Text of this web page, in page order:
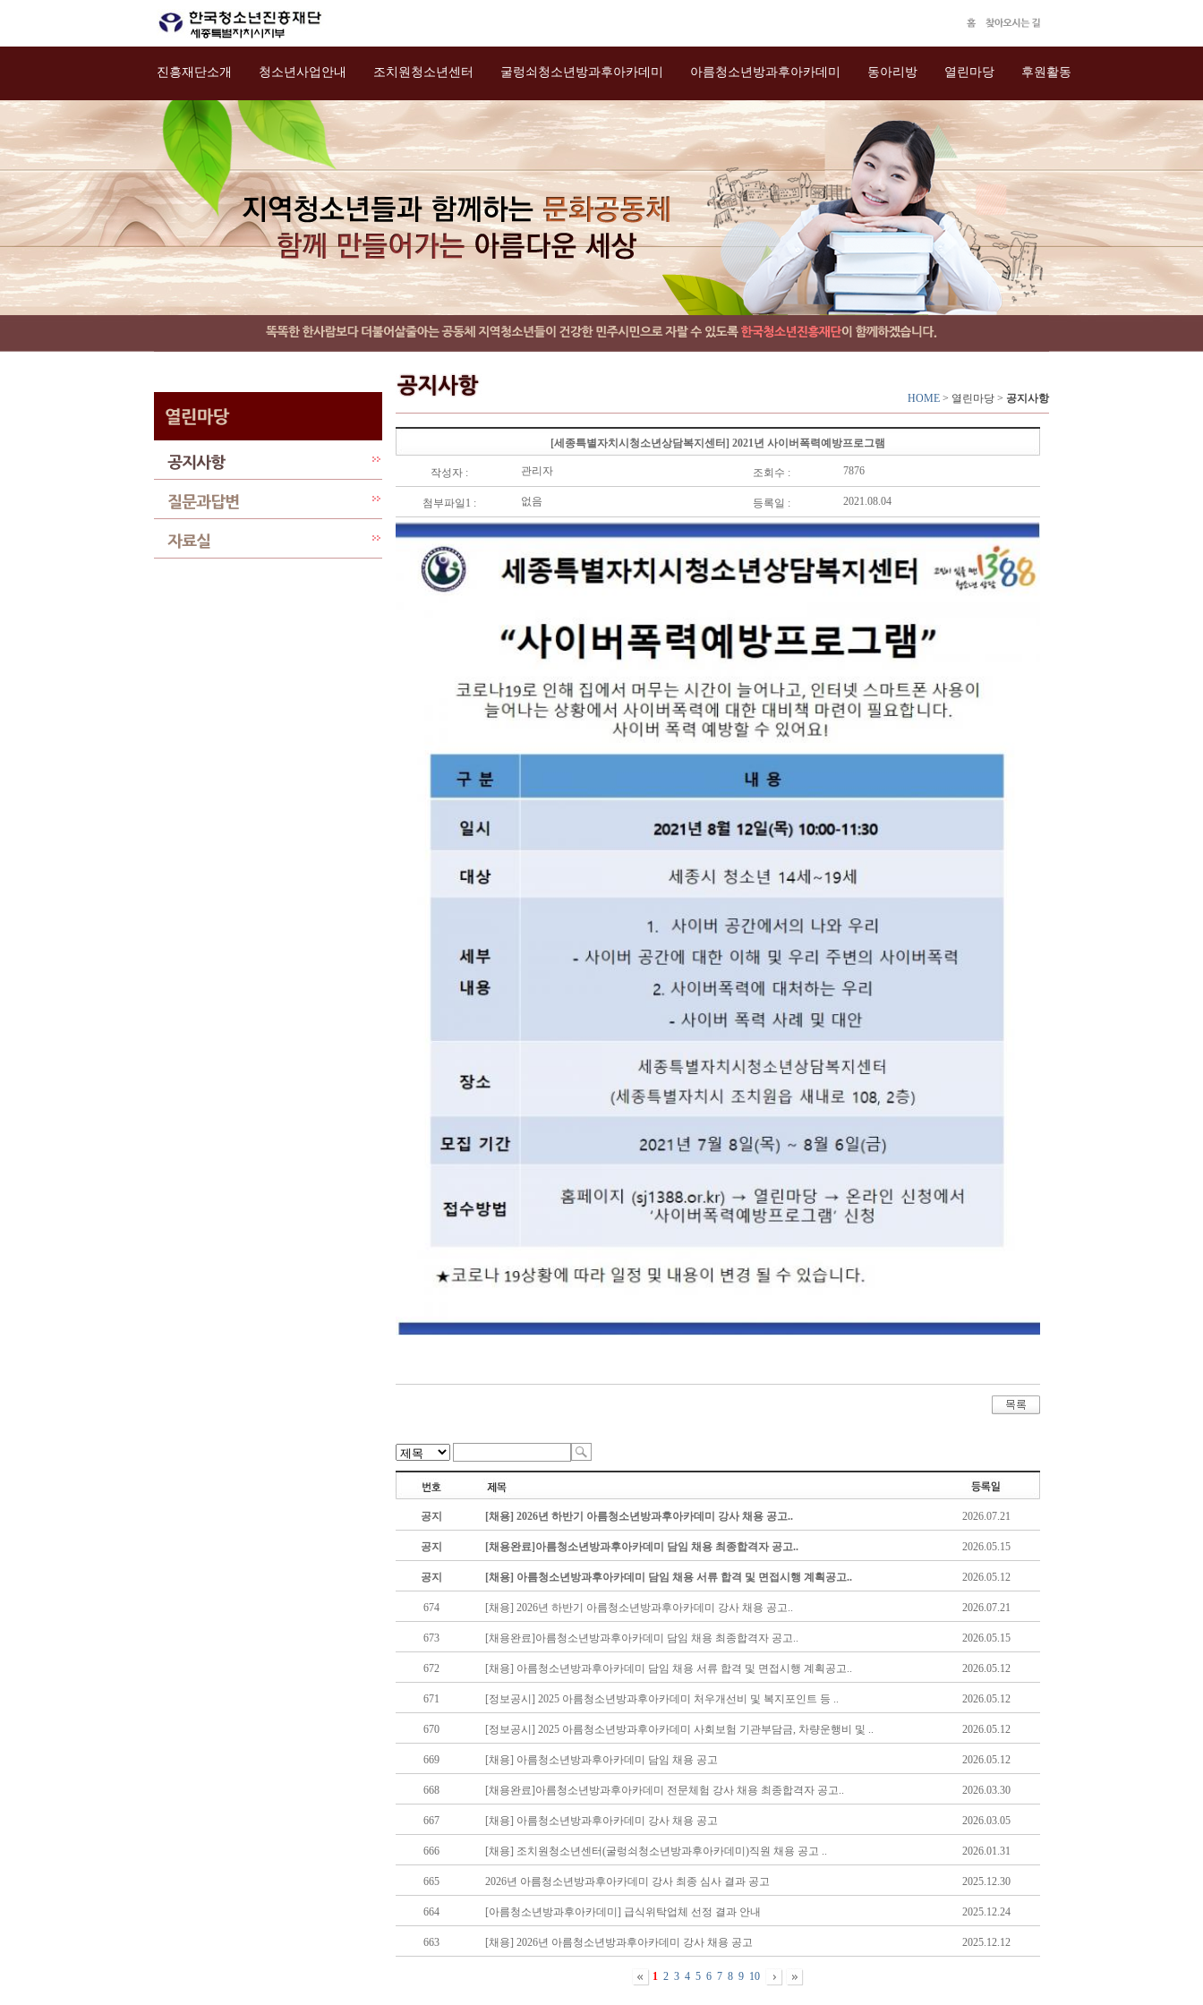
진흥재단소개 청소년사업안내 조치원청소년센터 굴렁쇠청소년방과후아카데미 아름청소년방과후아카데미 동아리방 열린마당 후원활동
HOME > 열린마당 > 공지사항
[세종특별자치시청소년상담복지센터] 2021년 사이버폭력예방프로그램
작성자 : 관리자 조회수 : 7876
첨부파일1 : 없음 등록일 : 2021.08.04
공지 [채용] 2026년 하반기 아름청소년방과후아카데미 강사 채용 공고.. 2026.07.21
공지 [채용완료]아름청소년방과후아카데미 담임 채용 최종합격자 공고.. 2026.05.15
공지 [채용] 아름청소년방과후아카데미 담임 채용 서류 합격 및 면접시행 계획공고.. 2026.05.12
674 [채용] 2026년 하반기 아름청소년방과후아카데미 강사 채용 공고.. 2026.07.21
673 [채용완료]아름청소년방과후아카데미 담임 채용 최종합격자 공고.. 2026.05.15
672 [채용] 아름청소년방과후아카데미 담임 채용 서류 합격 및 면접시행 계획공고.. 2026.05.12
671 [정보공시] 2025 아름청소년방과후아카데미 처우개선비 및 복지포인트 등 .. 2026.05.12
670 [정보공시] 2025 아름청소년방과후아카데미 사회보험 기관부담금, 차량운행비 및 .. 2026.05.12
669 [채용] 아름청소년방과후아카데미 담임 채용 공고 2026.05.12
668 [채용완료]아름청소년방과후아카데미 전문체험 강사 채용 최종합격자 공고.. 2026.03.30
667 [채용] 아름청소년방과후아카데미 강사 채용 공고 2026.03.05
666 [채용] 조치원청소년센터(굴렁쇠청소년방과후아카데미)직원 채용 공고 .. 2026.01.31
665 2026년 아름청소년방과후아카데미 강사 최종 심사 결과 공고 2025.12.30
664 [아름청소년방과후아카데미] 급식위탁업체 선정 결과 안내 2025.12.24
663 [채용] 2026년 아름청소년방과후아카데미 강사 채용 공고 2025.12.12
1 2 3 4 5 6 7 8 9 10